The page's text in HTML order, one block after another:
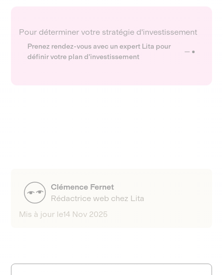
Pour déterminer votre stratégie d'investissement
Prenez rendez-vous avec un expert Lita pour
définir votre plan d'investissement
Clémence Fernet
Rédactrice web chez Lita
Mis à jour le14 Nov 2025